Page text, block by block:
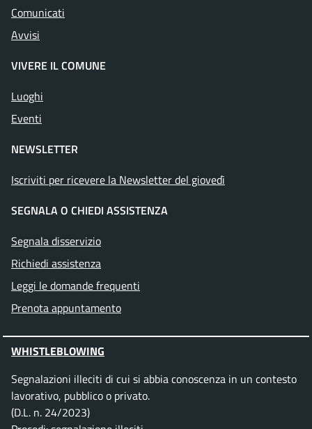
Comunicati
Avvisi
VIVERE IL COMUNE
Luoghi
Eventi
NEWSLETTER
Iscriviti per ricevere la Newsletter del giovedì
SEGNALA O CHIEDI ASSISTENZA
Segnala disservizio
Richiedi assistenza
Leggi le domande frequenti
Prenota appuntamento
WHISTLEBLOWING
Segnalazioni illeciti di cui si abbia conoscenza in un contesto
lavorativo, pubblico o privato.
(D.L. n. 24/2023)